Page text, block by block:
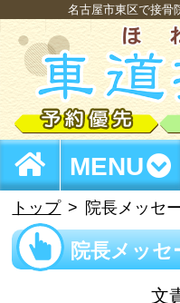
名古屋市東区で接骨
MENU
トップ 院長メッセ
院長メッセ
文